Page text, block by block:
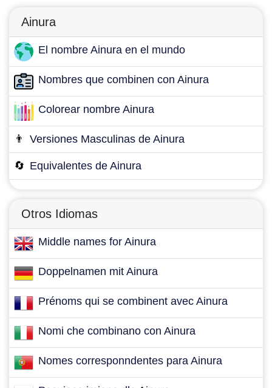
Ainura
El nombre Ainura en el mundo
Nombres que combinen con Ainura
Colorear nombre Ainura
👨 Versiones Masculinas de Ainura
🔄 Equivalentes de Ainura
Otros Idiomas
Middle names for Ainura
Doppelnamen mit Ainura
Prénoms qui se combinent avec Ainura
Nomi che combinano con Ainura
Nomes corresponndentes para Ainura